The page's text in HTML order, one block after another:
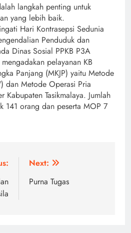
langkah penting untuk
yang lebih baik.
Hari Kontrasepsi Sedunia
Penduduk dan
Dinas Sosial PPKB P3A
pelayanan KB
Panjang (MKJP) yaitu Metode
dan Metode Operasi Pria
Kabupaten Tasikmalaya. Jumlah
141 orang dan peserta MOP 7
Next:
Purna Tugas